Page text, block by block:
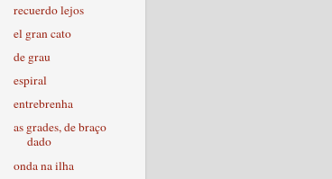
recuerdo lejos
el gran cato
de grau
espiral
entrebrenha
as grades, de braço
dado
onda na ilha